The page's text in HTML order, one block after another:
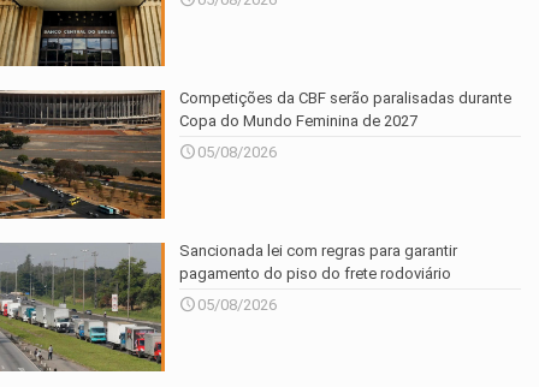
Competições da CBF serão paralisadas durante
Copa do Mundo Feminina de 2027
05/08/2026
Sancionada lei com regras para garantir
pagamento do piso do frete rodoviário
05/08/2026